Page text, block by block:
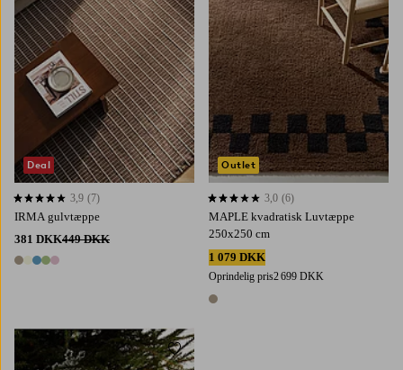
IRMA gulvtæppe
381 DKK449 DKK
5 farver
3,9 baseret på 7 bedømmelser
3,9 (7)
Deal
MAPLE kvadratisk Luvtæppe
250x250 cm
1 079 DKK
Oprindelig pris2 699 DKK
1 farve
3,0 baseret på 6 bedømmelser
3,0 (6)
Outlet
Tilføj til favoritter